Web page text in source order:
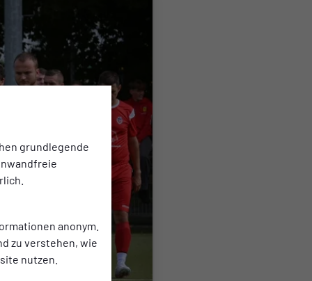
grundlegende
anonym.
zu verstehen, wie
nutzen.